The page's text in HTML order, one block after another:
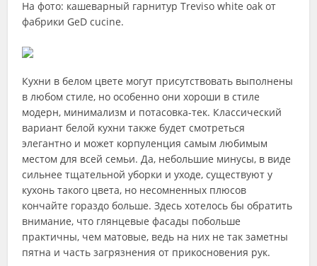
На фото: кашеварный гарнитур Treviso white oak от
фабрики GeD cucine.
Кухни в белом цвете могут присутствовать выполнены
в любом стиле, но особенно они хороши в стиле
модерн, минимализм и потасовка-тек. Классический
вариант белой кухни также будет смотреться
элегантно и может корпуленция самым любимым
местом для всей семьи. Да, небольшие минусы, в виде
сильнее тщательной уборки и уходе, существуют у
кухонь такого цвета, но несомненных плюсов
кончайте гораздо больше. Здесь хотелось бы обратить
внимание, что глянцевые фасады побольше
практичны, чем матовые, ведь на них не так заметны
пятна и часть загрязнения от прикосновения рук.